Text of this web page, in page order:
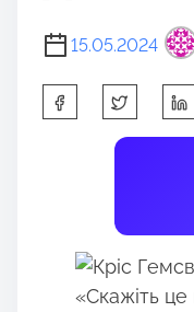
15.05.2024